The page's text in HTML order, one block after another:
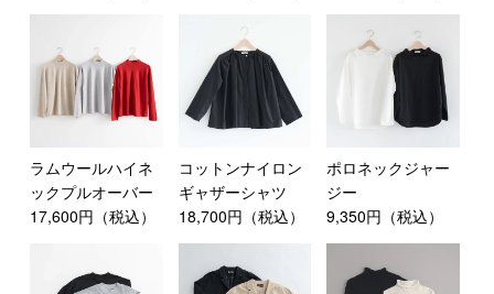
ラムウールハイネ
ックプルオーバー
17,600円（税込）
コットンナイロン
ギャザーシャツ
18,700円（税込）
ポロネックジャー
ジー
9,350円（税込）